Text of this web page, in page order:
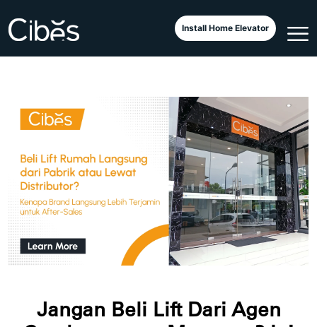
Install Home Elevator
Jangan Beli Lift Dari Agen